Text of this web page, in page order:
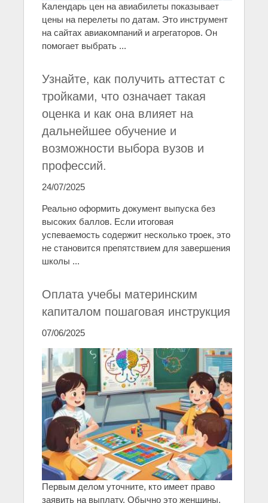
Календарь цен на авиабилеты показывает
цены на перелеты по датам. Это инструмент
на сайтах авиакомпаний и агрегаторов. Он
помогает выбрать ...
Узнайте, как получить аттестат с
тройками, что означает такая
оценка и как она влияет на
дальнейшее обучение и
возможности выбора вузов и
профессий.
24/07/2025
Реально оформить документ выпуска без
высоких баллов. Если итоговая
успеваемость содержит несколько троек, это
не становится препятствием для завершения
школы ...
Оплата учебы материнским
капиталом пошаговая инструкция
07/06/2025
Первым делом уточните, кто имеет право
заявить на выплату. Обычно это женщины,